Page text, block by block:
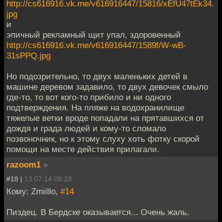
http://cs616916.vk.me/v616916447/15816/xEfU47tEk34.
jpg
и
эпичный рекламный щит упал, здоровенный
http://cs616916.vk.me/v616916447/1589f/W-wB-
31sPPQ.jpg
Но подозрительно, то двух маленьких детей в
машине деревом задавило, то двух девочек смыло
где-то, то вот кого-то прибило и ни одного
подтверждения. На пляже на водохранилище
тяжелые ветки вроде попадали на прятавшихся от
дождя и града людей и кому-то сломало
позвоночник, но к этому слуху хоть фотку скорой
помощи на месте действия прилагали.
razoom1 »
#18 | 13.07.14 08:28
Кому: Zmiillo, #14
Пиздец. В Бердске оказывается... Очень жаль.